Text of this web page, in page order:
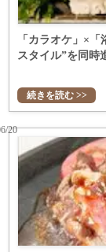
「カラオケ」×
スタイル”を同時
続きを読む >>
20